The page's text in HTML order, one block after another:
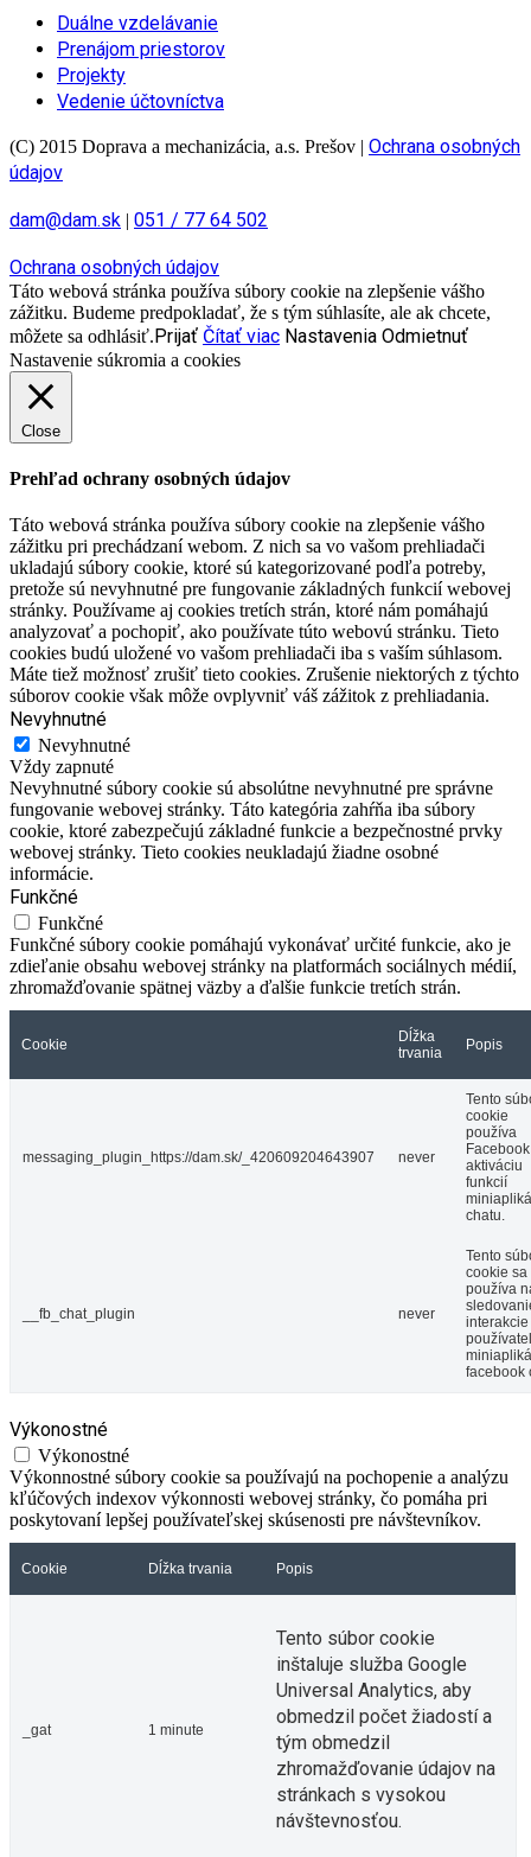
Duálne vzdelávanie
Prenájom priestorov
Projekty
Vedenie účtovníctva
(C) 2015 Doprava a mechanizácia, a.s. Prešov | Ochrana osobných
údajov
dam@dam.sk | 051 / 77 64 502
Ochrana osobných údajov
Táto webová stránka používa súbory cookie na zlepšenie vášho
zážitku. Budeme predpokladať, že s tým súhlasíte, ale ak chcete,
môžete sa odhlásiť.Prijať Čítať viac Nastavenia Odmietnuť
Nastavenie súkromia a cookies
Close
Prehľad ochrany osobných údajov
Táto webová stránka používa súbory cookie na zlepšenie vášho
zážitku pri prechádzaní webom. Z nich sa vo vašom prehliadači
ukladajú súbory cookie, ktoré sú kategorizované podľa potreby,
pretože sú nevyhnutné pre fungovanie základných funkcií webovej
stránky. Používame aj cookies tretích strán, ktoré nám pomáhajú
analyzovať a pochopiť, ako používate túto webovú stránku. Tieto
cookies budú uložené vo vašom prehliadači iba s vaším súhlasom.
Máte tiež možnosť zrušiť tieto cookies. Zrušenie niektorých z týchto
súborov cookie však môže ovplyvniť váš zážitok z prehliadania.
Nevyhnutné
Nevyhnutné
Vždy zapnuté
Nevyhnutné súbory cookie sú absolútne nevyhnutné pre správne
fungovanie webovej stránky. Táto kategória zahŕňa iba súbory
cookie, ktoré zabezpečujú základné funkcie a bezpečnostné prvky
webovej stránky. Tieto cookies neukladajú žiadne osobné
informácie.
Funkčné
Funkčné
Funkčné súbory cookie pomáhajú vykonávať určité funkcie, ako je
zdieľanie obsahu webovej stránky na platformách sociálnych médií,
zhromažďovanie spätnej väzby a ďalšie funkcie tretích strán.
Cookie
Dĺžka
trvania
Popis
messaging_plugin_https://dam.sk/_420609204643907 never
Tento
cookie
používa
aktiváciu
funkcií
chatu.
__fb_chat_plugin never
Tento
cookie sa
používa
interakcie
facebook
Výkonostné
Výkonostné
Výkonnostné súbory cookie sa používajú na pochopenie a analýzu
kľúčových indexov výkonnosti webovej stránky, čo pomáha pri
poskytovaní lepšej používateľskej skúsenosti pre návštevníkov.
Cookie Dĺžka trvania Popis
_gat 1 minute
Tento súbor cookie
inštaluje služba Google
Universal Analytics, aby
obmedzil počet žiadostí a
tým obmedzil
zhromažďovanie údajov na
stránkach s vysokou
návštevnosťou.